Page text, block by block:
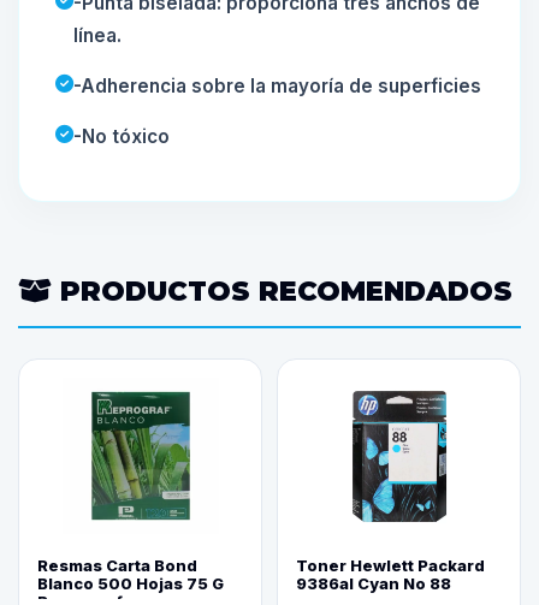
línea.
-Adherencia sobre la mayoría de superficies
-No tóxico
PRODUCTOS RECOMENDADOS
Resmas Carta Bond
Blanco 500 Hojas 75 G
Toner Hewlett Packard
9386al Cyan No 88